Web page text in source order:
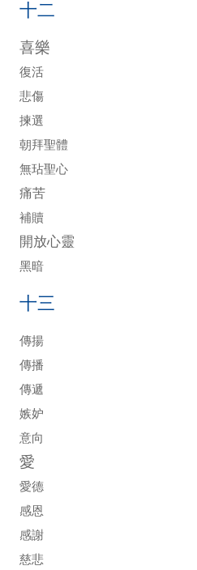
十二
喜樂
復活
悲傷
揀選
朝拜聖體
無玷聖心
痛苦
補贖
開放心靈
黑暗
十三
傳揚
傳播
傳遞
嫉妒
意向
愛
愛德
感恩
感謝
慈悲